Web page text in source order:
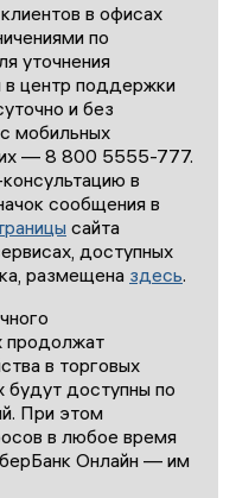
в офисах
по
уточнения
в центр поддержки
и без
мобильных
— 8 800 5555-777.
в
сообщения в
сайта
доступных
размещена здесь.
продолжат
в торговых
будут доступны по
При этом
в любое время
Онлайн — им